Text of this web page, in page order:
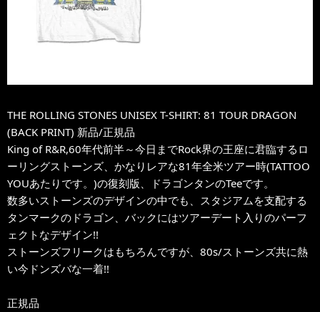
THE ROLLING STONES UNISEX T-SHIRT: 81 TOUR DRAGON
(BACK PRINT) 新品/正規品
King of R&R,60年代前半～今日までRock界の王座に君臨するロ
ーリングストーンズ、かなりレアな81年全米ツアー時(TATTOO
YOUあたりです。)の復刻版、ドラゴンタンのTeeです。
数多いストーンズのデザインの中でも、スタジアムを支配する
タンマークのドラゴン、バックにはツアーデート入りのパーフ
ェクトなデザイン!!
ストーンズフリークはもちろんですが、80s/ストーンズ共に熱
い今ドンズバな一着!!
正規品